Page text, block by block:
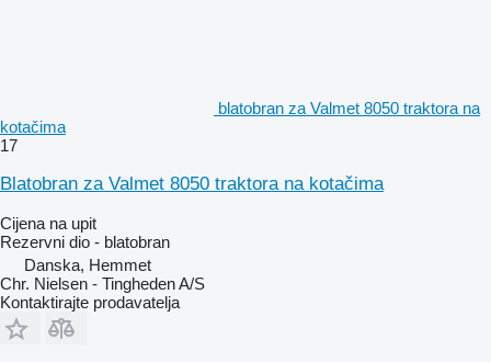
blatobran za Valmet 8050 traktora na
kotačima
17
Blatobran za Valmet 8050 traktora na kotačima
Cijena na upit
Rezervni dio - blatobran
Danska, Hemmet
Chr. Nielsen - Tingheden A/S
Kontaktirajte prodavatelja